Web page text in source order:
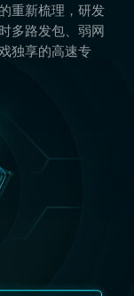
重新梳理，研发
多路发包、弱网
独享的高速专